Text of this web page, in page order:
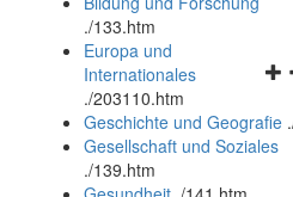
./133.htm
und
Europa und
Internationales
./203110.htm
Geschichte und Geografie .
Gesellschaft und Soziales
./139.htm